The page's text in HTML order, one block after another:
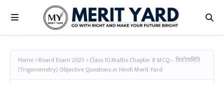
Home Board Exam 2025 Class 10 Maths Chapter 8 MCQ – त्रिकोणमिति
(Trigonometry) Objective Questions in Hindi Merit Yard